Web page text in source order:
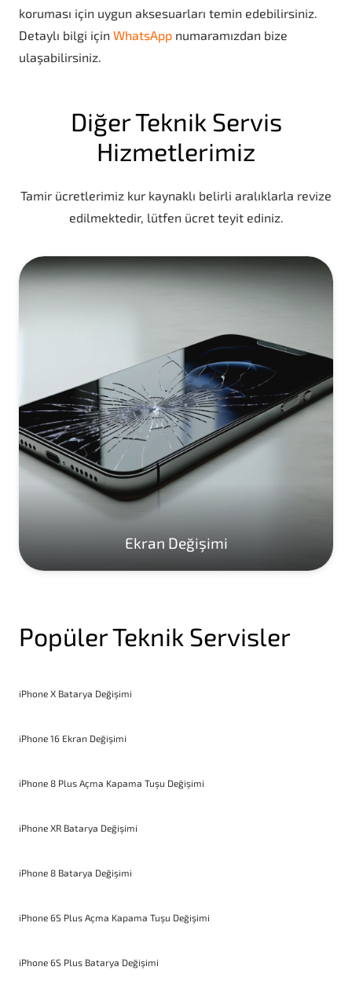
koruması için uygun aksesuarları temin edebilirsiniz.
Detaylı bilgi için WhatsApp numaramızdan bize
ulaşabilirsiniz.
Diğer Teknik Servis
Hizmetlerimiz
Tamir ücretlerimiz kur kaynaklı belirli aralıklarla revize
edilmektedir, lütfen ücret teyit ediniz.
Ekran Değişimi
Popüler Teknik Servisler
iPhone X Batarya Değişimi
iPhone 16 Ekran Değişimi
iPhone 8 Plus Açma Kapama Tuşu Değişimi
iPhone XR Batarya Değişimi
iPhone 8 Batarya Değişimi
iPhone 6S Plus Açma Kapama Tuşu Değişimi
iPhone 6S Plus Batarya Değişimi